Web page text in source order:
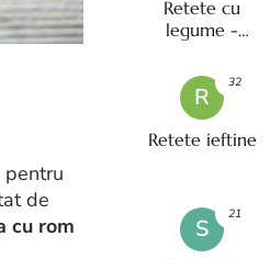
pentru
de
cu rom
Retete cu
legume -
R
Retete ieftine
32
S
21